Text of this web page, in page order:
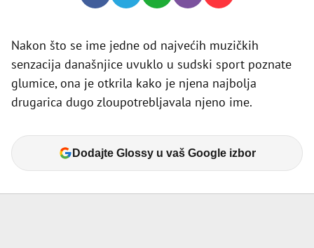
Nakon što se ime jedne od najvećih muzičkih
senzacija današnjice uvuklo u sudski sport poznate
glumice, ona je otkrila kako je njena najbolja
drugarica dugo zloupotrebljavala njeno ime.
Dodajte Glossy u vaš Google izbor